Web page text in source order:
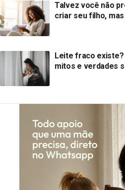
Talvez você não
criar seu filho,
Leite fraco existe?
mitos e verdades